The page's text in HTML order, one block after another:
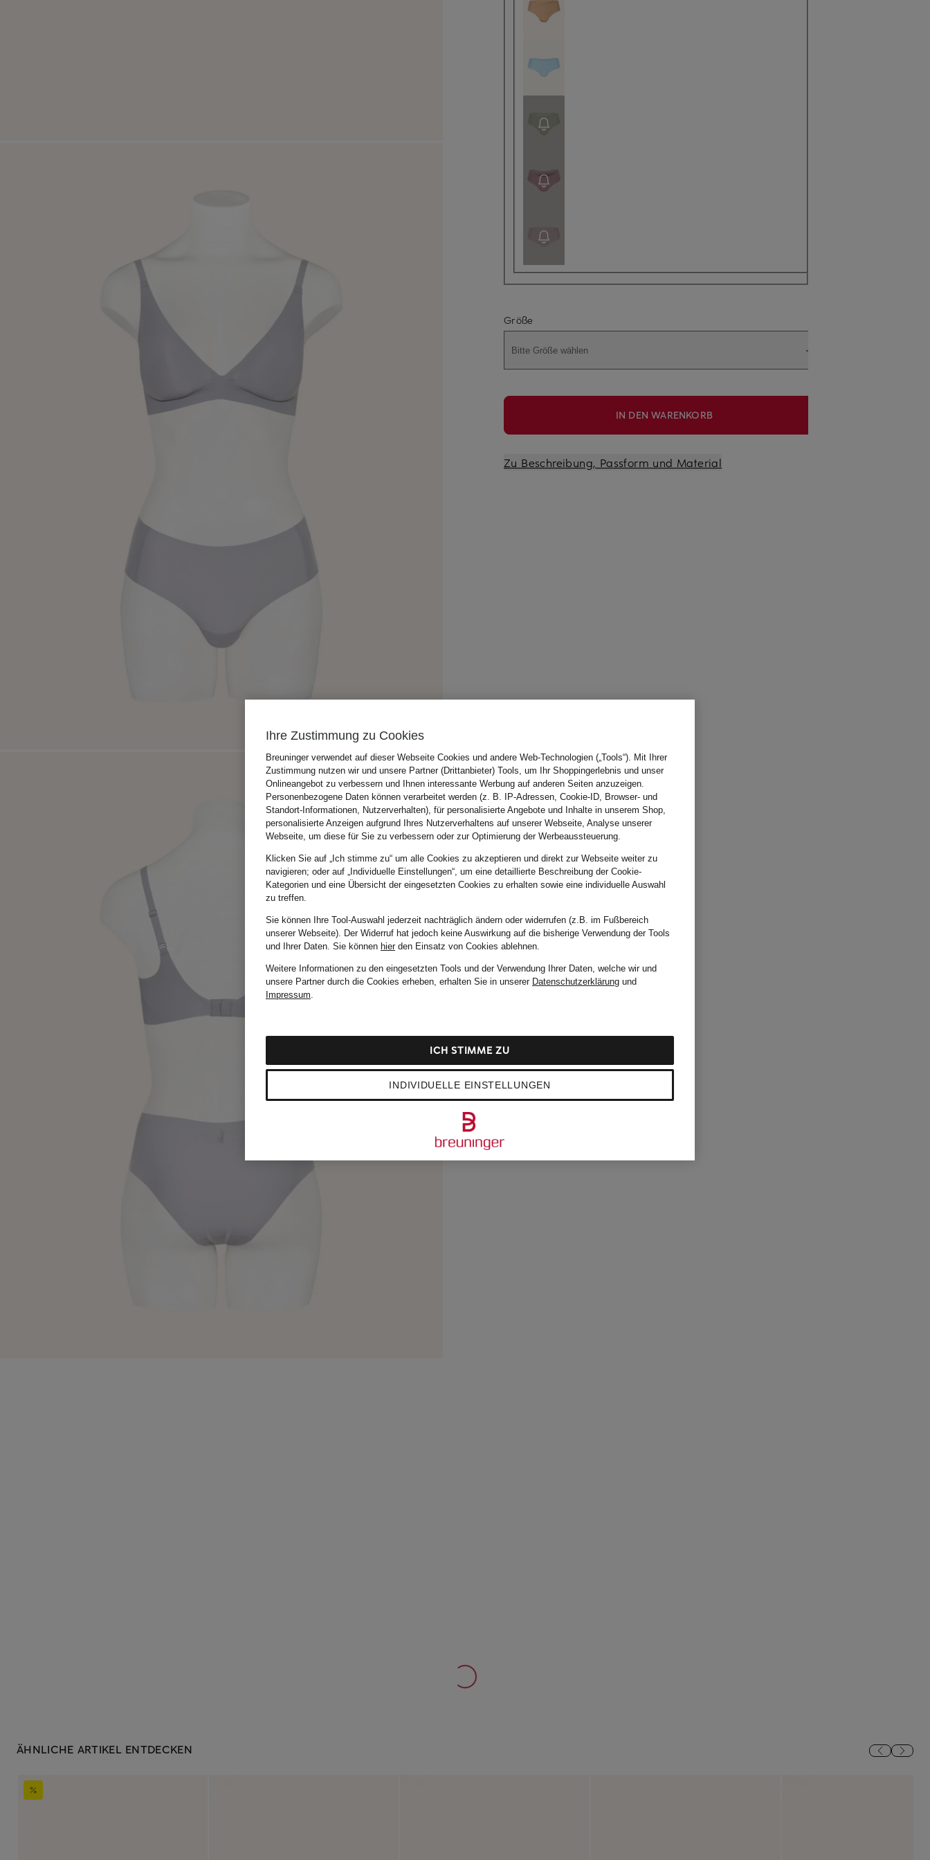
Größe
Bitte Größe wählen
IN DEN WARENKORB
Zu Beschreibung, Passform und Material
ÄHNLICHE ARTIKEL ENTDECKEN
Ihre Zustimmung zu Cookies
Breuninger verwendet auf dieser Webseite Cookies und andere Web-Technologien („Tools“). Mit Ihrer
Zustimmung nutzen wir und unsere Partner (Drittanbieter) Tools, um Ihr Shoppingerlebnis und unser
Onlineangebot zu verbessern und Ihnen interessante Werbung auf anderen Seiten anzuzeigen.
Personenbezogene Daten können verarbeitet werden (z. B. IP-Adressen, Cookie-ID, Browser- und
Standort-Informationen, Nutzerverhalten), für personalisierte Angebote und Inhalte in unserem Shop,
personalisierte Anzeigen aufgrund Ihres Nutzerverhaltens auf unserer Webseite, Analyse unserer
Webseite, um diese für Sie zu verbessern oder zur Optimierung der Werbeaussteuerung.
Klicken Sie auf „Ich stimme zu“ um alle Cookies zu akzeptieren und direkt zur Webseite weiter zu
navigieren; oder auf „Individuelle Einstellungen“, um eine detaillierte Beschreibung der Cookie-
Kategorien und eine Übersicht der eingesetzten Cookies zu erhalten sowie eine individuelle Auswahl
zu treffen.
Sie können Ihre Tool-Auswahl jederzeit nachträglich ändern oder widerrufen (z.B. im Fußbereich
unserer Webseite). Der Widerruf hat jedoch keine Auswirkung auf die bisherige Verwendung der Tools
und Ihrer Daten. Sie können hierden Einsatz von Cookies ablehnen.
Weitere Informationen zu den eingesetzten Tools und der Verwendung Ihrer Daten, welche wir und
unsere Partner durch die Cookies erheben, erhalten Sie in unserer Datenschutzerklärung und
Impressum.
INDIVIDUELLE EINSTELLUNGEN
ICH STIMME ZU